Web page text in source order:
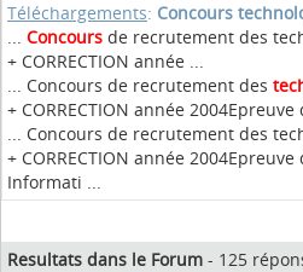
Téléchargements: Concours
... Concours de recrutement des
+ CORRECTION année ...
... Concours de recrutement des
+ CORRECTION année
... Concours de recrutement des
+ CORRECTION année
Informati ...
Resultats dans le Forum - 125